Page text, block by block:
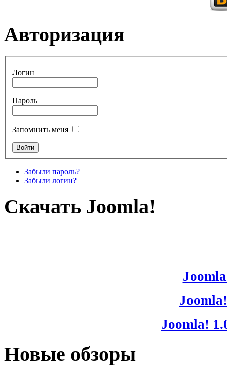
Авторизация
Логин
Пароль
Запомнить меня
Забыли пароль?
Забыли логин?
Скачать Joomla!
Joomla!
Новые обзоры